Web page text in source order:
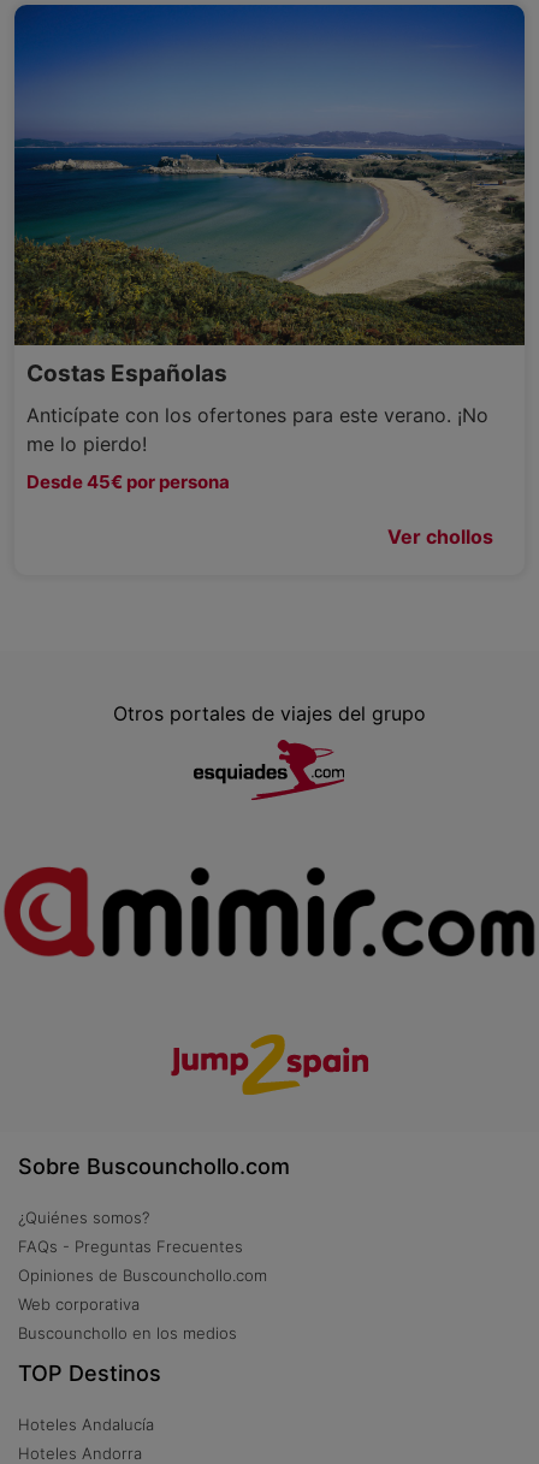
Costas Españolas
Anticípate con los ofertones para este verano. ¡No
me lo pierdo!
Desde 45€ por persona
Ver chollos
Otros portales de viajes del grupo
Sobre Buscounchollo.com
¿Quiénes somos?
FAQs - Preguntas Frecuentes
Opiniones de Buscounchollo.com
Web corporativa
Buscounchollo en los medios
TOP Destinos
Hoteles Andalucía
Hoteles Andorra